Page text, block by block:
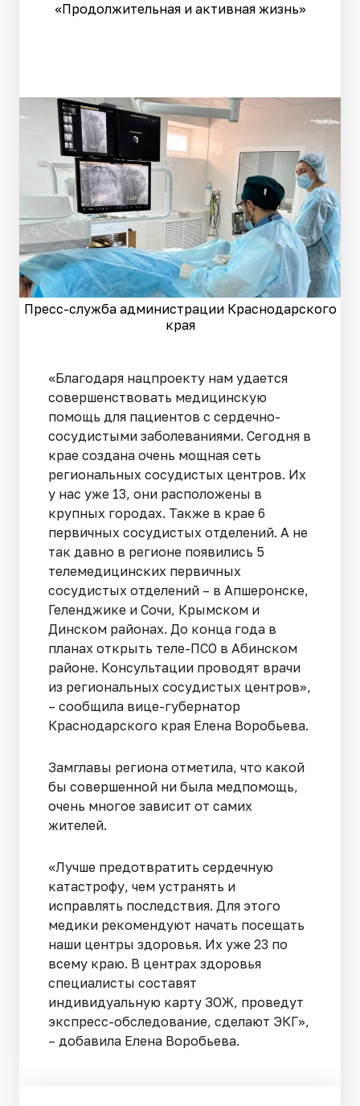
«Продолжительная и активная жизнь»
Пресс-служба администрации Краснодарского
края
«Благодаря нацпроекту нам удается
совершенствовать медицинскую
помощь для пациентов с сердечно-
сосудистыми заболеваниями. Сегодня в
крае создана очень мощная сеть
региональных сосудистых центров. Их
у нас уже 13, они расположены в
крупных городах. Также в крае 6
первичных сосудистых отделений. А не
так давно в регионе появились 5
телемедицинских первичных
сосудистых отделений – в Апшеронске,
Геленджике и Сочи, Крымском и
Динском районах. До конца года в
планах открыть теле-ПСО в Абинском
районе. Консультации проводят врачи
из региональных сосудистых центров»,
– сообщила вице-губернатор
Краснодарского края Елена Воробьева.
Замглавы региона отметила, что какой
бы совершенной ни была медпомощь,
очень многое зависит от самих
жителей.
«Лучше предотвратить сердечную
катастрофу, чем устранять и
исправлять последствия. Для этого
медики рекомендуют начать посещать
наши центры здоровья. Их уже 23 по
всему краю. В центрах здоровья
специалисты составят
индивидуальную карту ЗОЖ, проведут
экспресс-обследование, сделают ЭКГ»,
– добавила Елена Воробьева.